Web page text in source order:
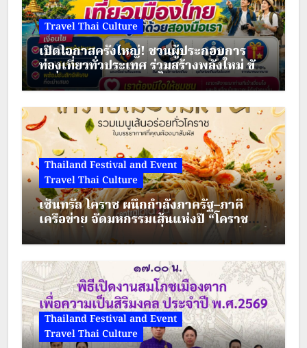
เองซินเจียงอุยกูร์ทางตะวันตกเฉียง
เหนือของจีน และฉากต่อสู้แบบประชิด
ตัวที่ออกแบบมาให้คนดูสัมผัสถึงความ
รู้สึกและแรงปะทะกันในการต่อสู้ของ
ตัวละครในเรื่องอีกด้วย นี่คือทางเลือก
เชิงสร้างสรรค์ของผู้กำกับคิวบู๊วัย 81 ปี
“หยวนหวูปิง” ตำนานที่ยังมีลมหายใจ
ที่มีผลงานโดดเด่นมากมาย เช่น
Crouching Tiger, Hidden
Dragon…
Travel Thai Culture
เปิดโอกาสครั้งใหญ่! ชวนผู้ประกอบการ
ท่องเที่ยวทั่วประเทศ ร่วมสร้างพลังใหม่ ขับ
เคลื่อนเศรษฐกิจชุมชนไทย
Thailand Festival and Event
Travel Thai Culture
เซ็นทรัล โคราช ผนึกกำลังภาครัฐ–ภาคี
เครือข่าย จัดมหกรรมเส้นแห่งปี “โคราช
เมืองมีเส้น” ดัน “ผัดหมี่ดัง–ขนมจีนแซ่บ” สู่
Soft Power เมืองย่าโม
Thailand Festival and Event
Travel Thai Culture